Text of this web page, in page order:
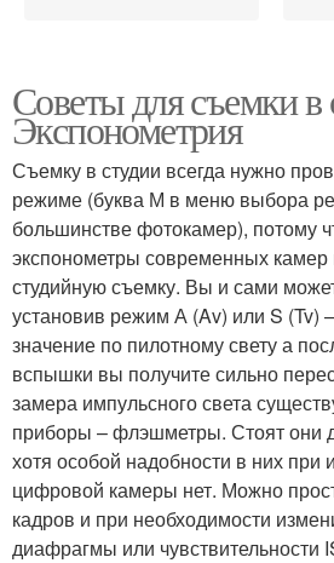
Советы для съемки в
Экспонометрия
Съемку в студии всегда нужно
режиме (буква М в меню выбора
большинстве фотокамер), потому
экспонометры современных камер
студийную съемку. Вы и сами
установив режим А (Av) или S (Tv)
значение по пилотному свету а
вспышки вы получите сильно
замера импульсного света
приборы – флэшметры. Стоят они
хотя особой надобности в них при
цифровой камеры нет. Можно
кадров и при необходимости
диафрагмы или чувствительности